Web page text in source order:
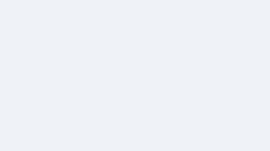
【ひろゆき】借金1億円あり